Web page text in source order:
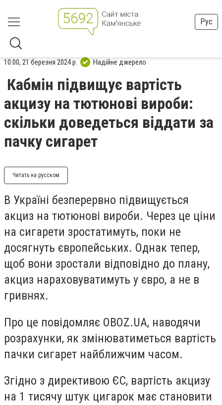
Рус
10:00, 21 березня 2024 р. Надійне джерело
Кабмін підвищує вартість
акцизу на тютюнові вироби:
скільки доведеться віддати за
пачку сигарет
Читать на русском
В Україні безперервно підвищується
акциз на тютюнові вироби. Через це ціни
на сигарети зростатимуть, поки не
досягнуть європейських. Однак тепер,
щоб вони зростали відповідно до плану,
акциз нараховуватимуть у євро, а не в
гривнях.
Про це повідомляє OBOZ.UA, наводячи
розрахунки, як змінюватиметься вартість
пачки сигарет найближчим часом.
Згідно з директивою ЄС, вартість акцизу
на 1 тисячу штук цигарок має становити